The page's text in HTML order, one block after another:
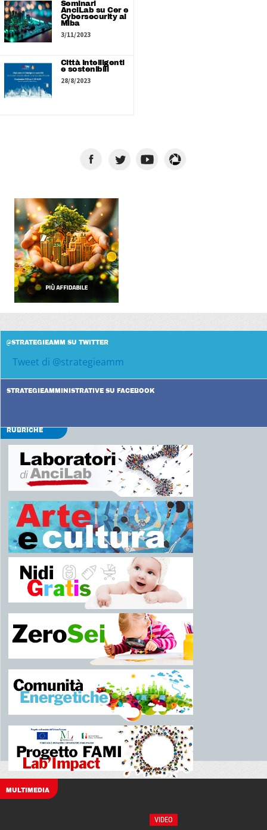
Seminari
AnciLab su Cer e
Cybersecurity al
Miba
3/11/2023
Città intelligenti
e sostenibili
28/8/2023
@STRATEGIEAMM SU TWITTER
Tweet di @strategieamm
STRATEGIEAMMINISTRATIVE SU FACEBOOK
RUBRICHE
MULTIMEDIA
VIDEO